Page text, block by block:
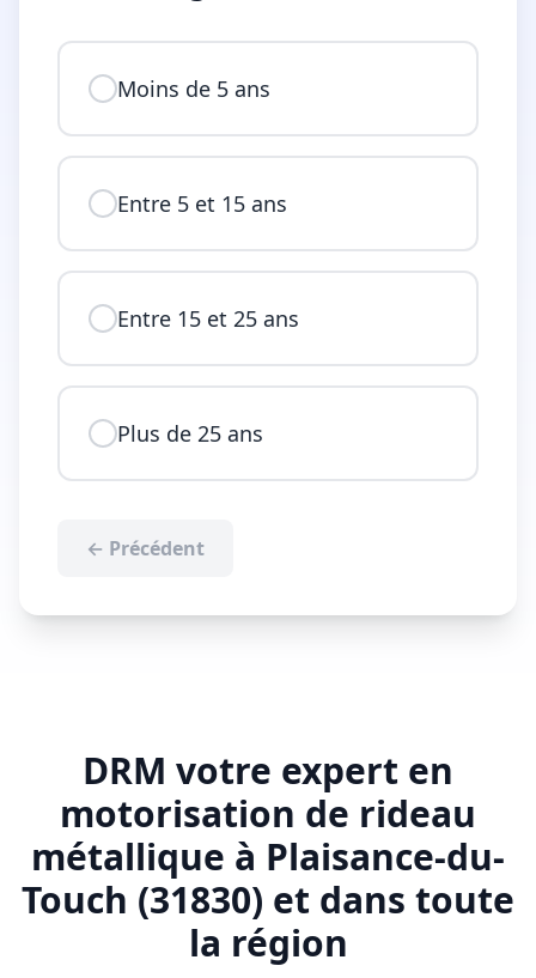
Moins de 5 ans
Entre 5 et 15 ans
Entre 15 et 25 ans
Plus de 25 ans
← Précédent
DRM votre expert en
motorisation de rideau
métallique à Plaisance-du-
Touch (31830) et dans toute
la région